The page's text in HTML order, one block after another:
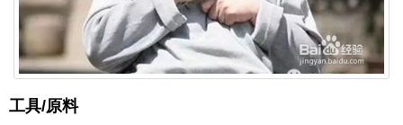
工具/原料